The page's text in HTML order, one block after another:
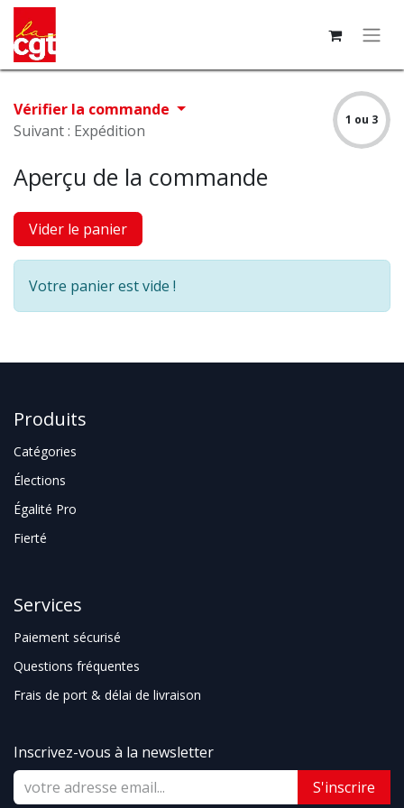
Vérifier la commande
Suivant : Expédition
1 ou 3
Aperçu de la commande
Vider le panier
Votre panier est vide !
Produits
Catégories
Élections
Égalité Pro
Fierté
Services
Paiement sécurisé
Questions fréquentes
Frais de port & délai de livraison
Inscrivez-vous à la newsletter
S'inscrire